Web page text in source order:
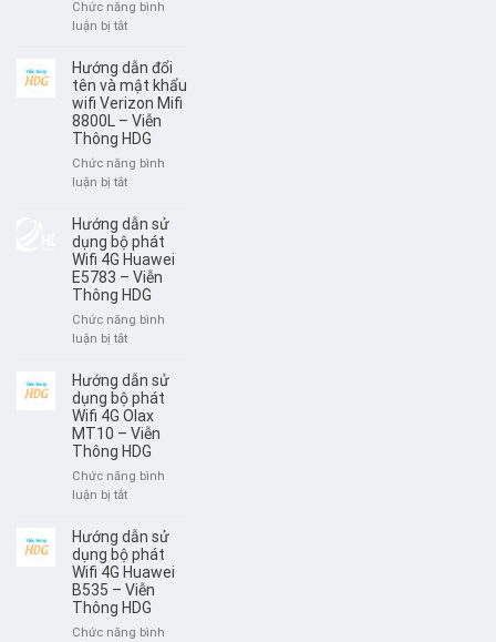
THÔNG
HDG
HDG
Chức năng bình
luận bị tắtở
Dẫn
Đổi
Tên
Và
Mật
Khẩu
AX6
–
Viễn
Thông
HDG
Hướng dẫn đổi
tên và mật khẩu
wifi Verizon Mifi
8800L – Viễn
Thông HDG
Chức năng bình
luận bị tắtở
dẫn
đổi
tên
và
mật
khẩu
Mifi
8800L
–
Viễn
Thông
Hướng dẫn sử
dụng bộ phát
Wifi 4G Huawei
E5783 – Viễn
Thông HDG
Chức năng bình
luận bị tắtở
dẫn
sử
dụng
bộ
phát
Wifi
E5783
–
Viễn
Thông
HDG
Hướng dẫn sử
dụng bộ phát
Wifi 4G Olax
MT10 – Viễn
Thông HDG
Chức năng bình
luận bị tắtở
dẫn
sử
dụng
bộ
phát
Wifi
Hướng dẫn sử
dụng bộ phát
Wifi 4G Huawei
B535 – Viễn
Thông HDG
Chức năng bình